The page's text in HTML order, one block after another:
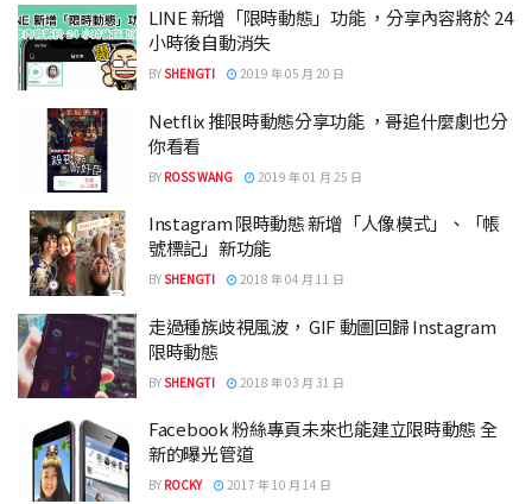
LINE 新增「限時動態」功能 ，分享內容將於 24
小時後自動消失
BYSHENGTI 2019 年 05 月 20 日
Netflix 推限時動態分享功能 ，哥追什麼劇也分
你看看
BY ROSS WANG 2019 年 01 月 25 日
Instagram 限時動態 新增「人像模式」、「帳
號標記」新功能
BYSHENGTI 2018 年 04 月 11 日
走過種族歧視風波， GIF 動圖回歸 Instagram
限時動態
BYSHENGTI 2018 年 03 月 31 日
Facebook 粉絲專頁未來也能建立限時動態 全
新的曝光管道
BY ROCKY 2017 年 10 月 14 日